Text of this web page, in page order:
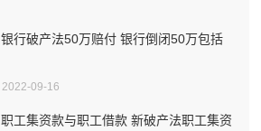
银行破产法50万赔付 银行倒闭50万包括
2022-09-16
职工集资款与职工借款 新破产法职工集资